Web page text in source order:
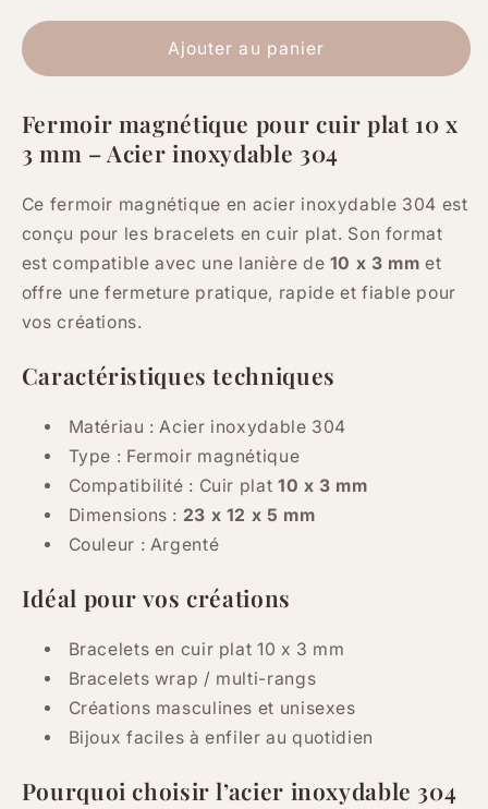
–
inoxydable
304
mm
–
inoxydable
304
Ajouter au panier
Fermoir magnétique pour cuir plat 10 x
3 mm – Acier inoxydable 304
Ce fermoir magnétique en acier inoxydable 304 est
conçu pour les bracelets en cuir plat. Son format
est compatible avec une lanière de 10 x 3 mm et
offre une fermeture pratique, rapide et fiable pour
vos créations.
Caractéristiques techniques
Matériau : Acier inoxydable 304
Type : Fermoir magnétique
Compatibilité : Cuir plat 10 x 3 mm
Dimensions : 23 x 12 x 5 mm
Couleur : Argenté
Idéal pour vos créations
Bracelets en cuir plat 10 x 3 mm
Bracelets wrap / multi-rangs
Créations masculines et unisexes
Bijoux faciles à enfiler au quotidien
Pourquoi choisir l’acier inoxydable 304